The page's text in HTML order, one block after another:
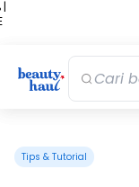
|
Tips & Tutorial